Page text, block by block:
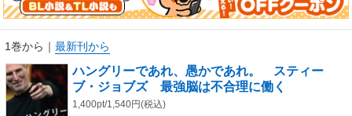
1巻から ｜ 最新刊から
ハングリーであれ、愚かであれ。 スティー
ブ・ジョブズ 最強脳は不合理に働く
1,400pt/1,540円(税込)